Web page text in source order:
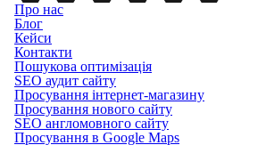
Про нас
Блог
Кейси
Контакти
Пошукова оптимізація
SEO аудит сайту
Просування інтернет-магазину
Просування нового сайту
SEO англомовного сайту
Просування в Google Maps